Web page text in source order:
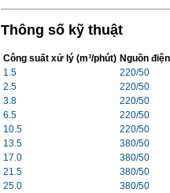
Thông số kỹ thuật
Công suất xử lý (m³/phút) Nguồn
1.5
220/50
2.5
220/50
3.8
220/50
6.5
220/50
10.5
220/50
13.5
380/50
17.0
380/50
21.5
380/50
25.0
380/50